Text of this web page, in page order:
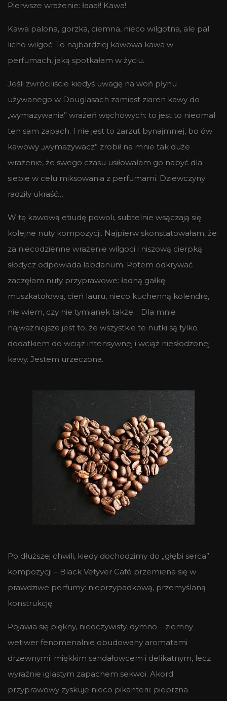
Pierwsze wrażenie: łaaał! Kawa!
Kawa palona, gorzka, ciemna, nieco wilgotna, ale pal
licho wilgoć. To najbardziej kawowa kawa w
perfumach, jaką spotkałam w życiu.
Jeśli zwróciliście kiedyś uwagę na woń płynu
używanego w Douglasach zamiast ziaren kawy do
„wymazywania” wrażeń węchowych: to jest to nieomal
ten sam zapach. I nie jest to zarzut bynajmniej, bo ów
kawowy „wymazywacz” zrobił na mnie tak duże
wrażenie, że swego czasu usiłowałam go nabyć dla
siebie w celu miksowania z perfumami. Dziewczyny
radziły ukraść…
W tę kawową etiudę powoli, subtelnie wsączają się
kolejne nuty kompozycji. Najpierw skonstatowałam, że
za niecodzienne wrażenie wilgoci i niszową cierpką
słodycz odpowiada labdanum. Potem odkrywać
zaczęłam nuty przyprawowe: ładną gałkę
muszkatołową, cień lauru, nieco kuchenną kolendrę,
nie wiem, czy nie tymianek także… Dla mnie
najważniejsze jest to, że wszystkie te nutki są tylko
dodatkiem do wciąż intensywnej i wciąż niesłodzonej
kawy. Jestem urzeczona.
Po dłuższej chwili, kiedy dochodzimy do „głębi serca”
kompozycji – Black Vetyver Café przemiena się w
prawdziwe perfumy: nieprzypadkową, przemyślaną
konstrukcję.
Pojawia się piękny, nieoczywisty, dymno – ziemny
wetiwer fenomenalnie obudowany aromatami
drzewnymi: miękkim sandałowcem i delikatnym, lecz
wyraźnie iglastym zapachem sekwoi. Akord
przyprawowy zyskuje nieco pikanterii: pieprzna